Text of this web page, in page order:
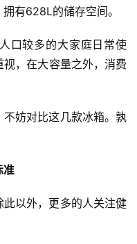
有628L的储存空间。
口较多的大家庭日常使
，在大容量之外，消费
妨对比这几款冰箱。孰
准
以外，更多的人关注健